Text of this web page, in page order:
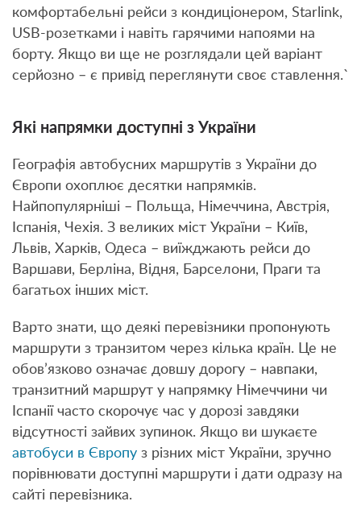
комфортабельні рейси з кондиціонером, Starlink,
USB-розетками і навіть гарячими напоями на
борту. Якщо ви ще не розглядали цей варіант
серйозно – є привід переглянути своє ставлення.`
Які напрямки доступні з України
Географія автобусних маршрутів з України до
Європи охоплює десятки напрямків.
Найпопулярніші – Польща, Німеччина, Австрія,
Іспанія, Чехія. З великих міст України – Київ,
Львів, Харків, Одеса – виїжджають рейси до
Варшави, Берліна, Відня, Барселони, Праги та
багатьох інших міст.
Варто знати, що деякі перевізники пропонують
маршрути з транзитом через кілька країн. Це не
обов’язково означає довшу дорогу – навпаки,
транзитний маршрут у напрямку Німеччини чи
Іспанії часто скорочує час у дорозі завдяки
відсутності зайвих зупинок. Якщо ви шукаєте
автобуси в Європу з різних міст України, зручно
порівнювати доступні маршрути і дати одразу на
сайті перевізника.